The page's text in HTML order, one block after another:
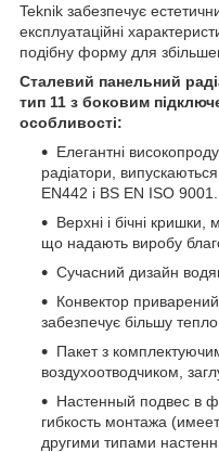
Teknik забезпечує
експлуатаційні
подібну форму для
Сталевий панельний
тип 11 з боковим
особливості:
Елегантні
радіатори,
EN442 і BS EN ISO 9001.
Верхні і бічні кришки,
що надають виробу
Сучасний дизайн
Конвектор
забезпечує більшу
Пакет з
воздухоотводчиком,
Настенный подвес в
гибкость монтажа
другими типами